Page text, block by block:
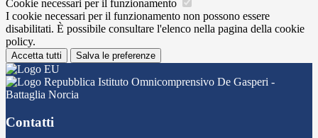
Cookie necessari per il funzionamento
I cookie necessari per il funzionamento non possono essere
disabilitati. È possibile consultare l'elenco nella pagina della cookie
policy.
Accetta tutti Salva le preferenze
Istituto Omnicomprensivo De Gasperi -
Battaglia Norcia
Contatti